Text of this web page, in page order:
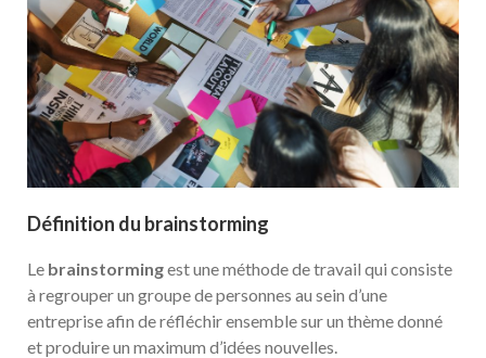
Définition du brainstorming
Le brainstormingest une méthode de travail qui consiste
à regrouper un groupe de personnes au sein d’une
entreprise afin de réfléchir ensemble sur un thème donné
et produire un maximum d’idées nouvelles.